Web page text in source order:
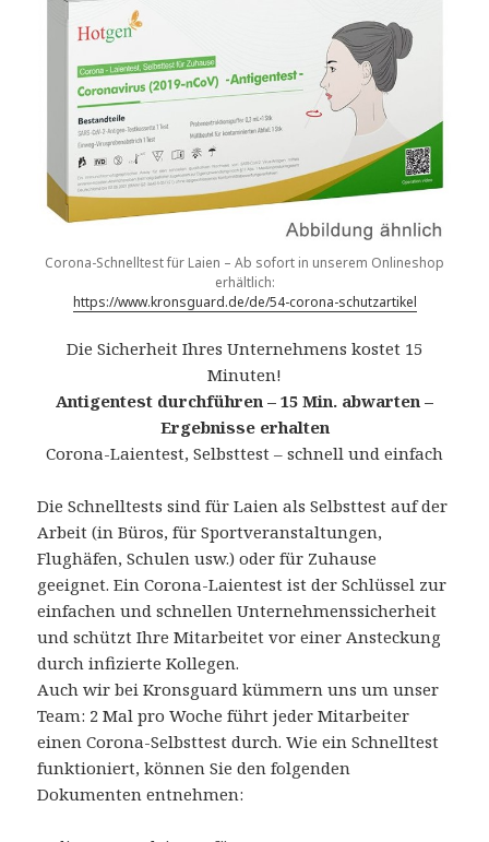
Corona-Schnelltest für Laien – Ab sofort in unserem Onlineshop
erhältlich:
https://www.kronsguard.de/de/54-corona-schutzartikel
Die Sicherheit Ihres Unternehmens kostet 15
Minuten!
Antigentest durchführen – 15 Min. abwarten –
Ergebnisse erhalten
Corona-Laientest, Selbsttest – schnell und einfach
Die Schnelltests sind für Laien als Selbsttest auf der
Arbeit (in Büros, für Sportveranstaltungen,
Flughäfen, Schulen usw.) oder für Zuhause
geeignet. Ein Corona-Laientest ist der Schlüssel zur
einfachen und schnellen Unternehmenssicherheit
und schützt Ihre Mitarbeitet vor einer Ansteckung
durch infizierte Kollegen.
Auch wir bei Kronsguard kümmern uns um unser
Team: 2 Mal pro Woche führt jeder Mitarbeiter
einen Corona-Selbsttest durch. Wie ein Schnelltest
funktioniert, können Sie den folgenden
Dokumenten entnehmen: